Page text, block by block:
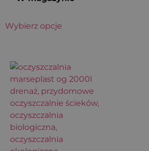
Wybierz opcje